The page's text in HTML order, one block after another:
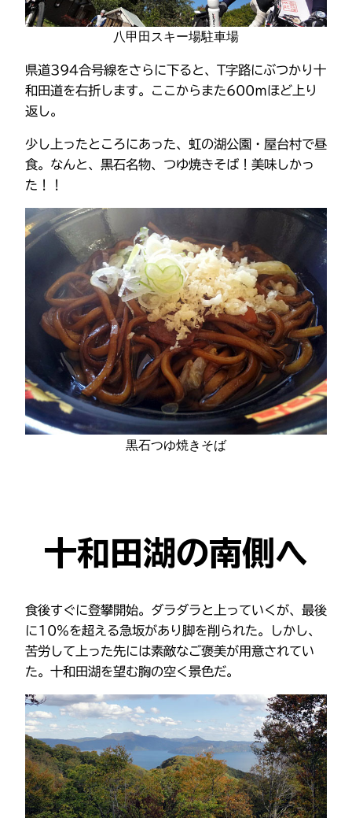
八甲田スキー場駐車場
県道394合号線をさらに下ると、T字路にぶつかり十
和田道を右折します。ここからまた600ｍほど上り
返し。
少し上ったところにあった、虹の湖公園・屋台村で昼
食。なんと、黒石名物、つゆ焼きそば！美味しかっ
た！！
黒石つゆ焼きそば
十和田湖の南側へ
食後すぐに登攀開始。ダラダラと上っていくが、最後
に10%を超える急坂があり脚を削られた。しかし、
苦労して上った先には素敵なご褒美が用意されてい
た。十和田湖を望む胸の空く景色だ。